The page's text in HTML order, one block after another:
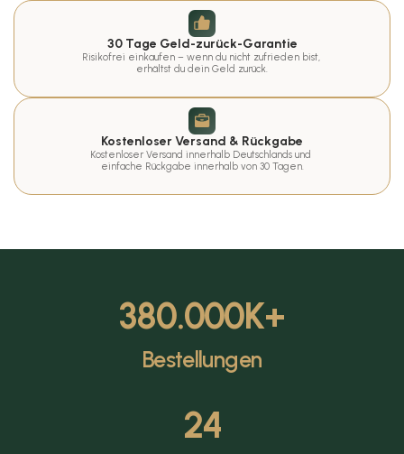
30 Tage Geld-zurück-Garantie
Risikofrei einkaufen – wenn du nicht zufrieden bist,
erhältst du dein Geld zurück.
Kostenloser Versand & Rückgabe
Kostenloser Versand innerhalb Deutschlands und
einfache Rückgabe innerhalb von 30 Tagen.
380.000K+
Bestellungen
24